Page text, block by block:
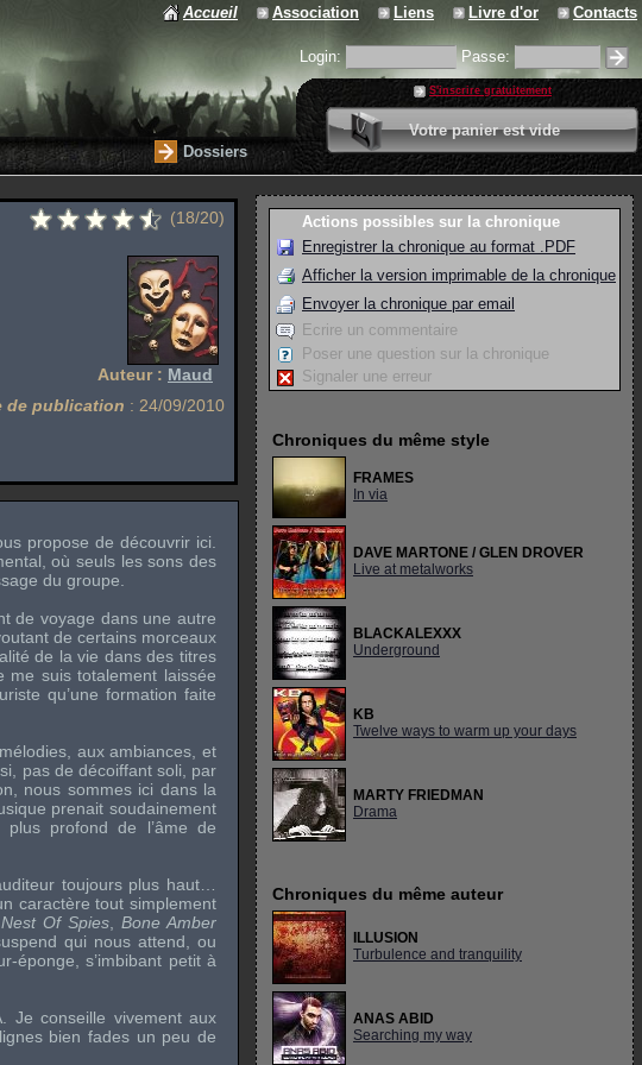
Accueil Association Liens Livre d'or Contacts
Login: Passe:
S'inscrire gratuitement
Votre panier est vide
0 article
Valider votre panier
Dossiers
(18/20)
Auteur : Maud
de publication : 24/09/2010
propose de découvrir ici.
où seuls les sons des
du groupe.
de voyage dans une autre
de certains morceaux
de la vie dans des titres
me suis totalement laissée
qu’une formation faite
aux ambiances, et
pas de décoiffant soli , par
nous sommes ici dans la
prenait soudainement
profond de l’âme de
toujours plus haut…
caractère tout simplement
Nest Of Spies
Bone Amber
qui nous attend, ou
éponge, s’imbibant petit à
Je conseille vivement aux
bien fades un peu de
Actions possibles sur la chronique
Enregistrer la chronique au format .PDF
Afficher la version imprimable de la chronique
Envoyer la chronique par email
Ecrire un commentaire
Poser une question sur la chronique
Signaler une erreur
Chroniques du même style
FRAMES
In via
DAVE MARTONE / GLEN DROVER
Live at metalworks
BLACKALEXXX
Underground
KB
Twelve ways to warm up your days
MARTY FRIEDMAN
Drama
Chroniques du même auteur
ILLUSION
Turbulence and tranquility
ANAS ABID
Searching my way